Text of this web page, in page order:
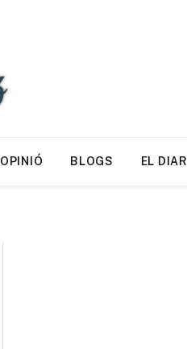
OPINIÓ BLOGS EL